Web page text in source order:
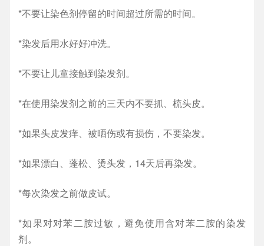
*不要让染色剂停留的时间超过所需的时间。
*染发后用水好好冲洗。
*不要让儿童接触到染发剂。
*在使用染发剂之前的三天内不要抓、梳头皮。
*如果头皮发痒、被晒伤或有损伤，不要染发。
*如果漂白、蓬松、烫头发，14天后再染发。
*每次染发之前做皮试。
*如果对对苯二胺过敏，避免使用含对苯二胺的染发
剂。